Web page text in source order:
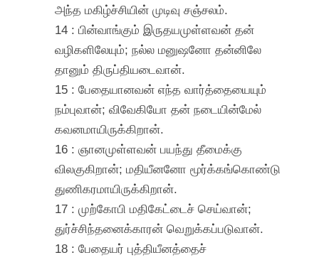
அந்த மகிழ்ச்சியின் முடிவு சஞ்சலம்.
14 : பின்வாங்கும் இருதயமுள்ளவன் தன்
வழிகளிலேயும்; நல்ல மனுஷனோ தன்னிலே
தானும் திருப்தியடைவான்.
15 : பேதையானவன் எந்த வார்த்தையையும்
நம்புவான்; விவேகியோ தன் நடையின்மேல்
கவனமாயிருக்கிறான்.
16 : ஞானமுள்ளவன் பயந்து தீமைக்கு
விலகுகிறான்; மதியீனனோ மூர்க்கங்கொண்டு
துணிகரமாயிருக்கிறான்.
17 : முற்கோபி மதிகேட்டைச் செய்வான்;
துர்ச்சிந்தனைக்காரன் வெறுக்கப்படுவான்.
18 : பேதையர் புத்தியீனத்தைச்